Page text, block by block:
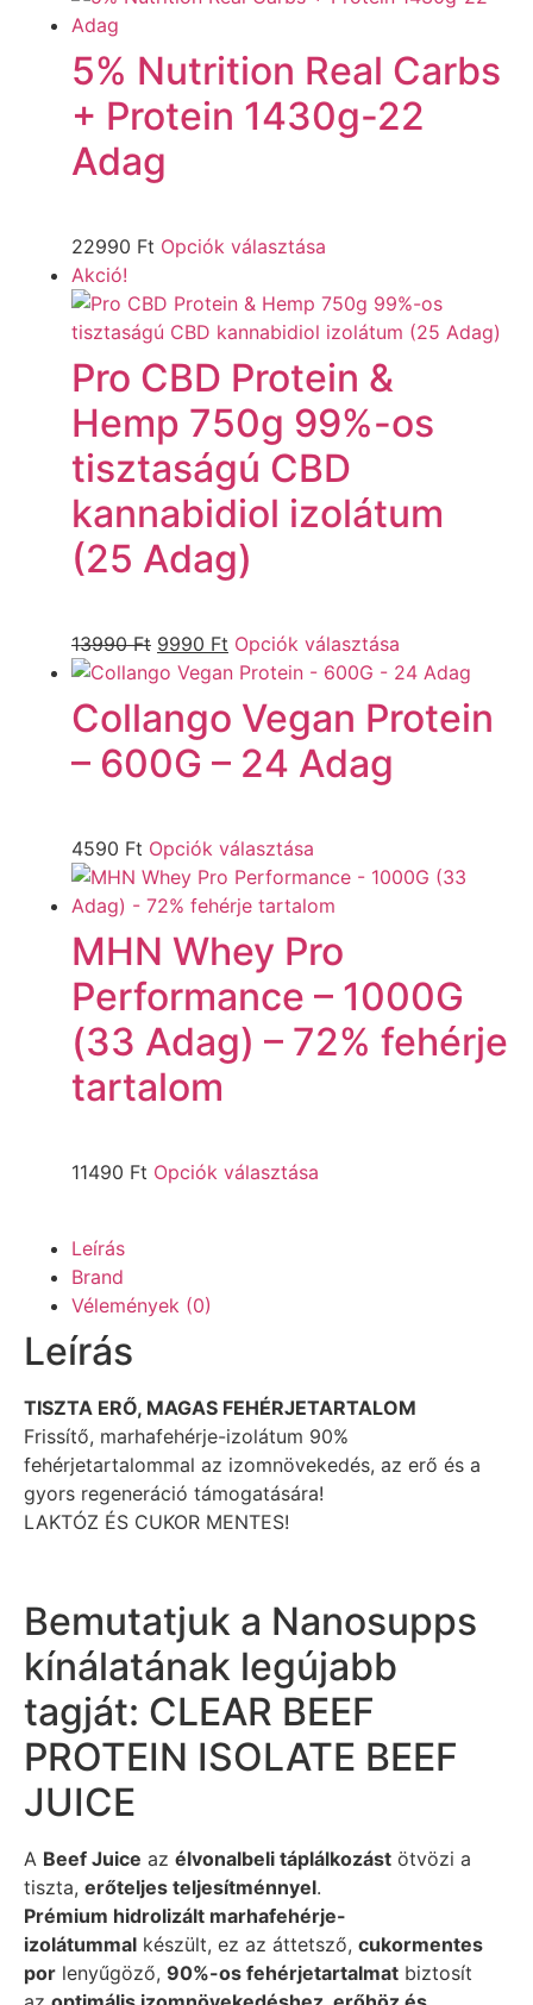
5% Nutrition Real Carbs
+ Protein 1430g-22
Adag
22990 Ft Opciók választása
Akció!
Pro CBD Protein &
Hemp 750g 99%-os
tisztaságú CBD
kannabidiol izolátum
(25 Adag)
13990Ft 9990 Ft Opciók választása
Collango Vegan Protein
– 600G – 24 Adag
4590 Ft Opciók választása
MHN Whey Pro
Performance – 1000G
(33 Adag) – 72% fehérje
tartalom
11490 Ft Opciók választása
Leírás
Brand
Vélemények (0)
Leírás
TISZTA ERŐ, MAGAS FEHÉRJETARTALOM
Frissítő, marhafehérje-izolátum 90%
fehérjetartalommal az izomnövekedés, az erő és a
gyors regeneráció támogatására!
LAKTÓZ ÉS CUKOR MENTES!
Bemutatjuk a Nanosupps
kínálatának legújabb
tagját: CLEAR BEEF
PROTEIN ISOLATE BEEF
JUICE
A Beef Juice az élvonalbeli táplálkozást ötvözi a
tiszta, erőteljes teljesítménnyel.
Prémium hidrolizált marhafehérje-
izolátummal készült, ez az áttetsző, cukormentes
por lenyűgöző, 90%-os fehérjetartalmat biztosít